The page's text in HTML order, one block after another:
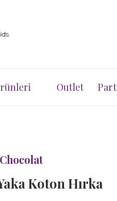
Outlet
Koton Hırka